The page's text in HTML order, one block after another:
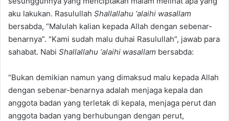
aku lakukan. Rasulullah Shallallahu ‘alaihi wasallam
bersabda, “Malulah kalian kepada Allah dengan sebenar-
benarnya”. “Kami sudah malu duhai Rasulullah”, jawab para
sahabat. Nabi Shallallahu ‘alaihi wasallam bersabda:
“Bukan demikian namun yang dimaksud malu kepada Allah
dengan sebenar-benarnya adalah menjaga kepala dan
anggota badan yang terletak di kepala, menjaga perut dan
anggota badan yang berhubungan dengan perut,